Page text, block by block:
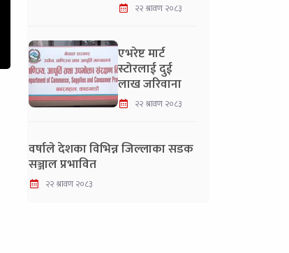
२२ श्रावण २०८३
एभरेष्ट मार्ट
स्टोरलाई दुई
लाख जरिवाना
२२ श्रावण २०८३
वर्षाले देशका विभिन्न जिल्लाका सडक
सञ्जाल प्रभावित
२२ श्रावण २०८३